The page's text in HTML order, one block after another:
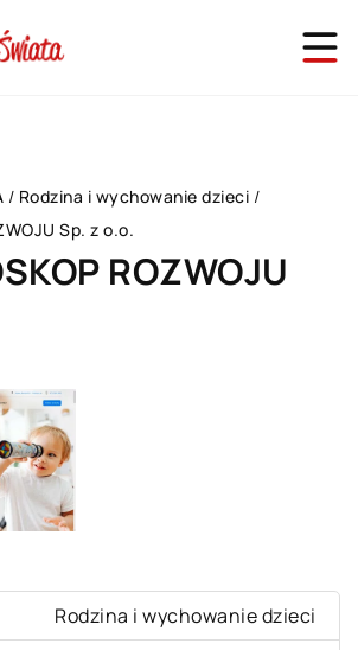
/ Rodzina i wychowanie dzieci /
Sp. z o.o.
ROZWOJU
Rodzina i wychowanie dzieci